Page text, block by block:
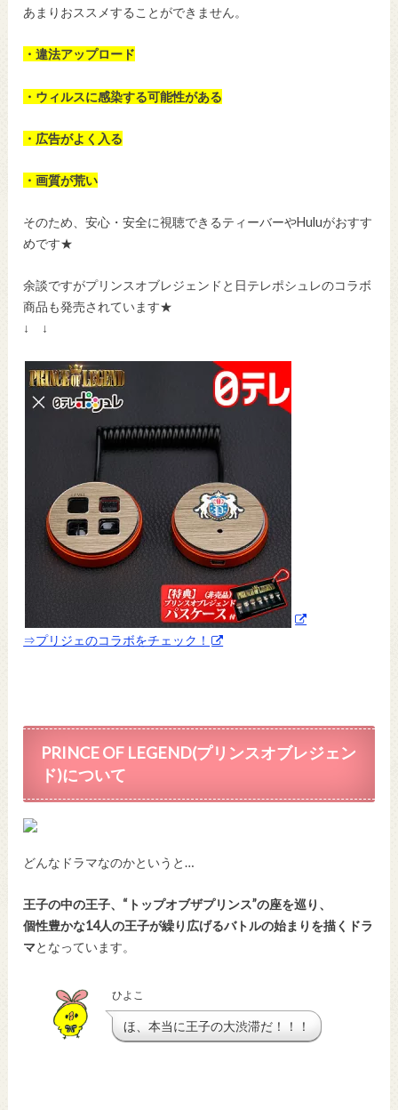
あまりおススメすることができません。
・違法アップロード
・ウィルスに感染する可能性がある
・広告がよく入る
・画質が荒い
そのため、安心・安全に視聴できるティーバーやHuluがおすす
めです★
余談ですがプリンスオブレジェンドと日テレポシュレのコラボ
商品も発売されています★
↓ ↓
⇒プリジェのコラボをチェック！
PRINCE OF LEGEND(プリンスオブレジェン
ド)について
どんなドラマなのかというと…
王子の中の王子、“トップオブザプリンス”の座を巡り、
個性豊かな14人の王子が繰り広げるバトルの始まりを描くドラ
マとなっています。
ひよこ
ほ、本当に王子の大渋滞だ！！！